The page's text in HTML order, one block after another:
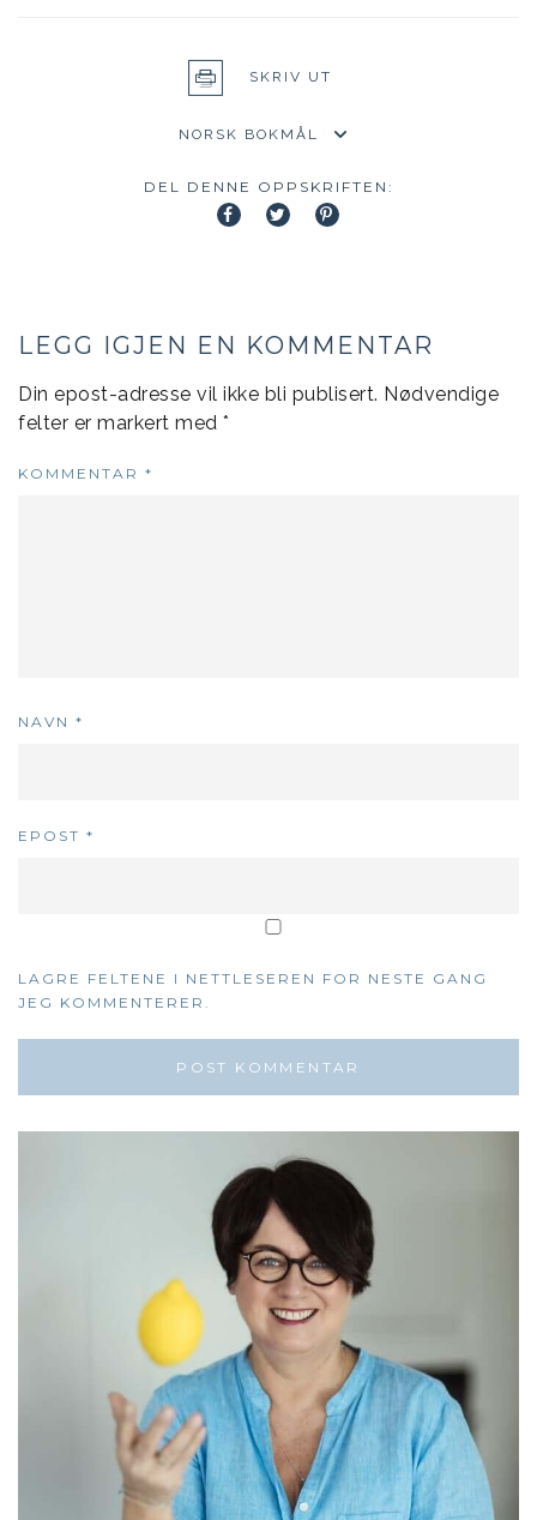
SKRIV UT
DEL DENNE OPPSKRIFTEN:
LEGG IGJEN EN KOMMENTAR
Din epost-adresse vil ikke bli publisert. Nødvendige
felter er markert med *
KOMMENTAR *
NAVN *
EPOST *
LAGRE FELTENE I NETTLESEREN FOR NESTE GANG
JEG KOMMENTERER.